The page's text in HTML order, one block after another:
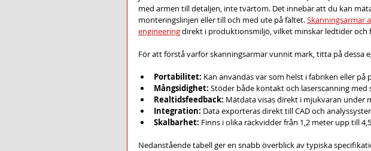
med armen till detaljen, inte tvärtom. Det innebär att du kan
monteringslinjen eller till och med ute på fältet. Skanningsarmar
engineering direkt i produktionsmiljö, vilket minskar ledtider
För att förstå varför skanningsarmar vunnit mark, titta på dessa
Portabilitet: Kan användas var som helst i fabriken eller på
Mångsidighet: Stöder både kontakt och laserscanning
Realtidsfeedback: Mätdata visas direkt i mjukvaran under
Integration: Data exporteras direkt till CAD och
Skalbarhet: Finns i olika räckvidder från 1,2 meter upp till
Nedanstående tabell ger en snabb överblick av typiska